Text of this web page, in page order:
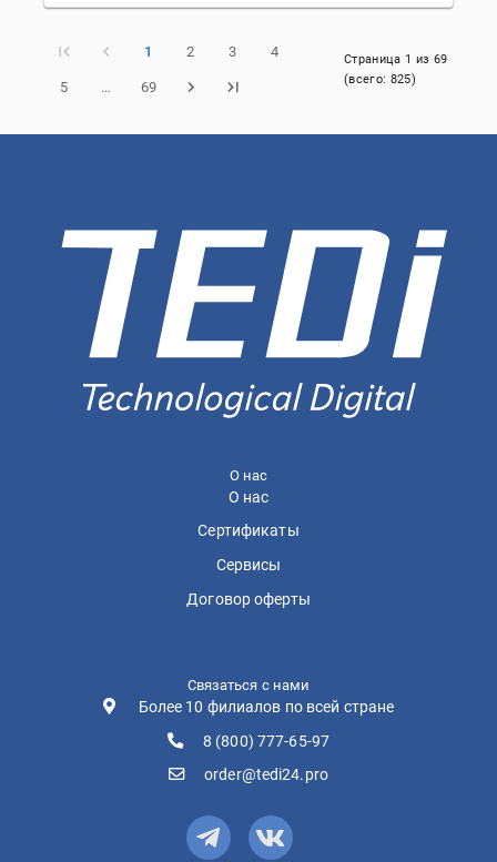
1 2 3 4
5 … 69
Страница 1 из 69
(всего: 825)
О нас
О нас
Сертификаты
Сервисы
Договор оферты
Связаться с нами
Более 10 филиалов по всей стране
8 (800) 777-65-97
order@tedi24.pro